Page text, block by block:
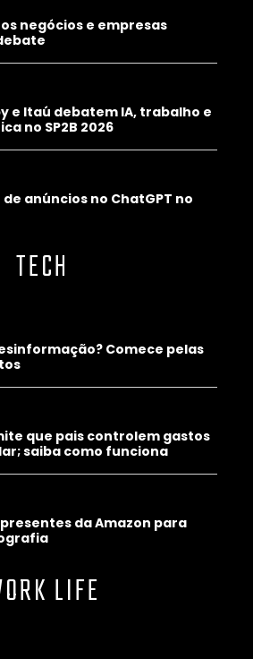
negócios e empresas
e Itaú debatem IA, trabalho e
no SP2B 2026
anúncios no ChatGPT no
TECH
Comece pelas
que pais controlem gastos
saiba como funciona
presentes da Amazon para
LIFE